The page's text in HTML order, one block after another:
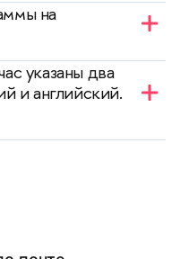
сможете выбрать
на
свой
на
указаны два
и английский.
однако есть
на
могут быть